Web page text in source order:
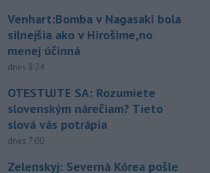
Venhart:Bomba v Nagasaki bola
silnejšia ako v Hirošime,no
menej účinná
dnes 8:24
OTESTUJTE SA: Rozumiete
slovenským nárečiam? Tieto
slová vás potrápia
dnes 7:00
Zelenskyj: Severná Kórea pošle